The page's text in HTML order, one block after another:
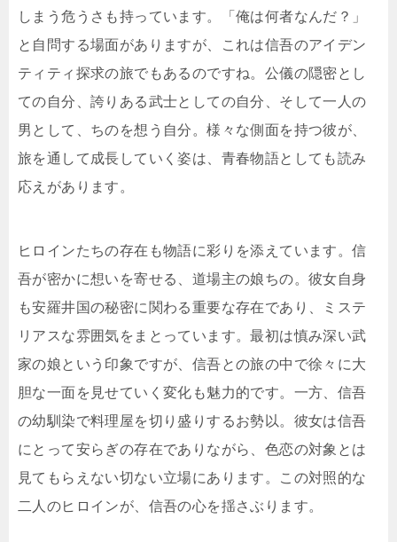
しまう危うさも持っています。「俺は何者なんだ？」
と自問する場面がありますが、これは信吾のアイデン
ティティ探求の旅でもあるのですね。公儀の隠密とし
ての自分、誇りある武士としての自分、そして一人の
男として、ちのを想う自分。様々な側面を持つ彼が、
旅を通して成長していく姿は、青春物語としても読み
応えがあります。
ヒロインたちの存在も物語に彩りを添えています。信
吾が密かに想いを寄せる、道場主の娘ちの。彼女自身
も安羅井国の秘密に関わる重要な存在であり、ミステ
リアスな雰囲気をまとっています。最初は慎み深い武
家の娘という印象ですが、信吾との旅の中で徐々に大
胆な一面を見せていく変化も魅力的です。一方、信吾
の幼馴染で料理屋を切り盛りするお勢以。彼女は信吾
にとって安らぎの存在でありながら、色恋の対象とは
見てもらえない切ない立場にあります。この対照的な
二人のヒロインが、信吾の心を揺さぶります。